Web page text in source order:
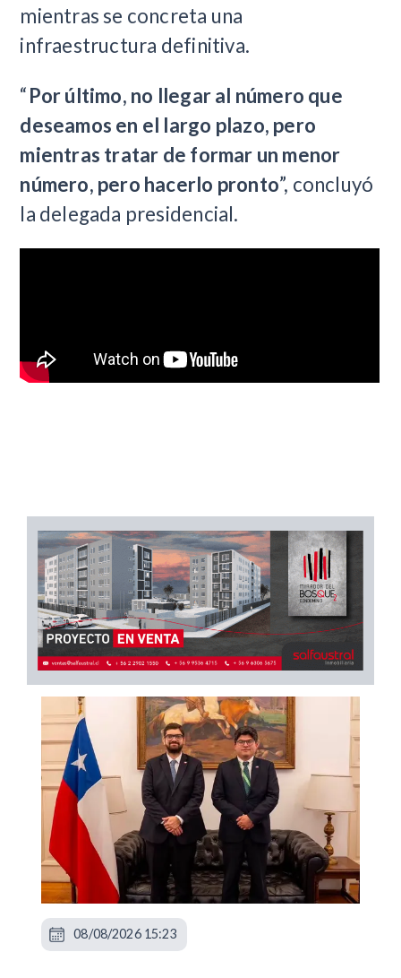
mientras se concreta una
infraestructura definitiva.
“Por último, no llegar al número que
deseamos en el largo plazo, pero
mientras tratar de formar un menor
número, pero hacerlo pronto”, concluyó
la delegada presidencial.
08/08/2026 15:23